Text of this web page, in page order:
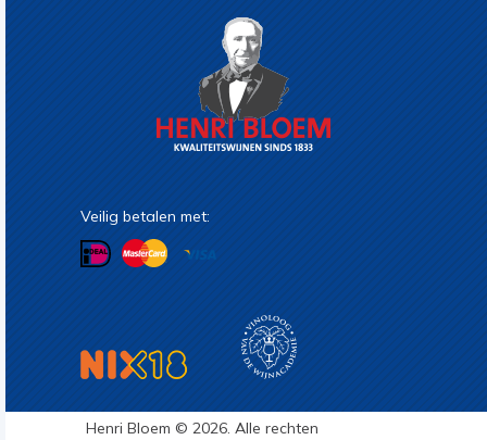
Veilig betalen met:
Henri Bloem © 2026. Alle rechten